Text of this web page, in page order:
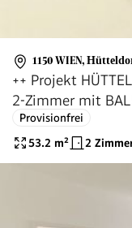
1150 WIEN,
++ Projekt
2-Zimmer mit
Provisionfrei
53.2 m² 2